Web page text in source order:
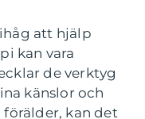
att hjälp
kan vara
de verktyg
känslor och
kan det